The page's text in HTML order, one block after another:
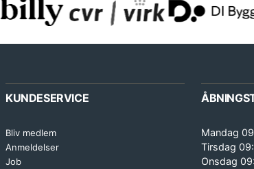
KUNDESERVICE
Bliv medlem
Anmeldelser
Job
Mandag
Tirsdag
Onsdag